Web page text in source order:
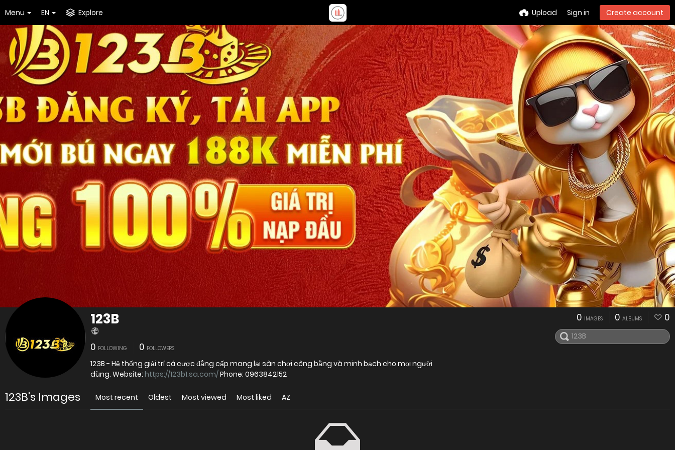
Menu EN Explore Upload Sign in Create account
123B
0 FOLLOWING 0 FOLLOWERS
123B - Hệ thống giải trí cá cược đẳng cấp mang lại sân chơi công bằng và minh bạch cho mọi người
dùng. Website: https://123b1.sa.com/Phone: 0963842152
0 IMAGES 0 ALBUMS 0
123B's Images Most recent Oldest Most viewed Most liked AZ